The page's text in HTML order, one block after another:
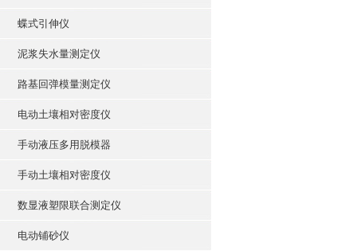
蝶式引伸仪
泥浆失水量测定仪
路基回弹模量测定仪
电动土壤相对密度仪
手动液压多用脱模器
手动土壤相对密度仪
数显液塑限联合测定仪
电动铺砂仪